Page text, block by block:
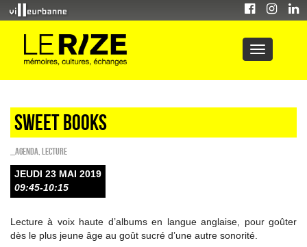
Sweet Books
_Agenda Lecture
JEUDI 23 MAI 2019
09:45-10:15
Lecture à voix haute d’albums en langue anglaise, pour goûter
dès le plus jeune âge au goût sucré d’une autre sonorité.